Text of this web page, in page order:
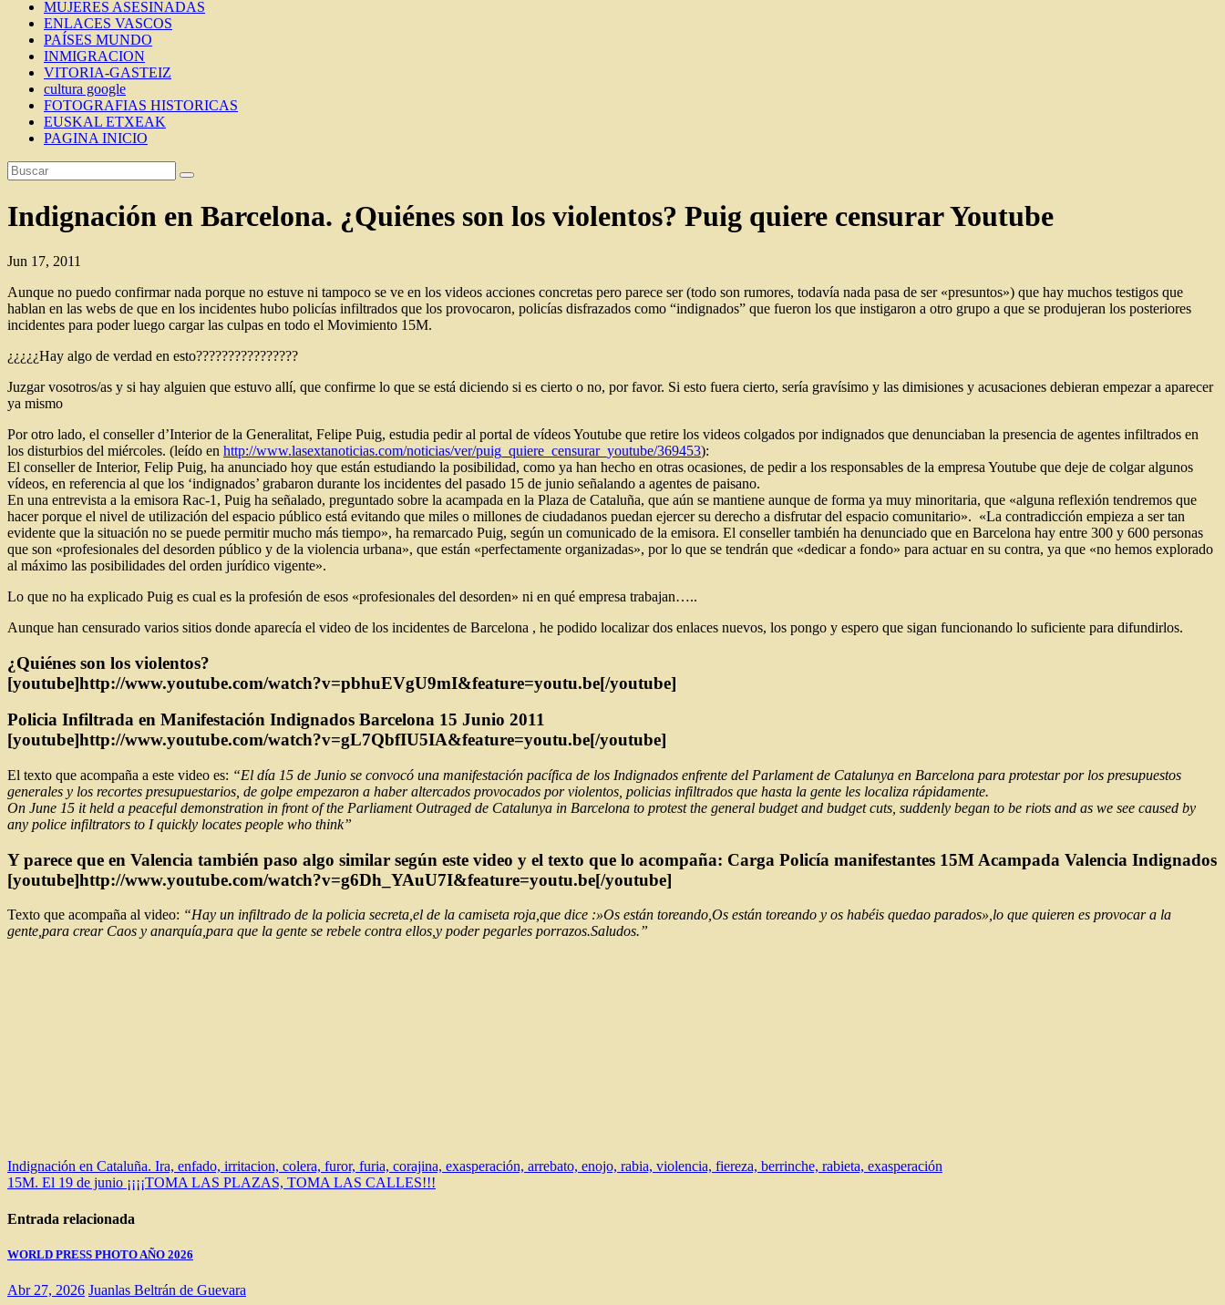
MUJERES ASESINADAS
ENLACES VASCOS
PAÍSES MUNDO
INMIGRACION
VITORIA-GASTEIZ
cultura google
FOTOGRAFIAS HISTORICAS
EUSKAL ETXEAK
PAGINA INICIO
Indignación en Barcelona. ¿Quiénes son los violentos? Puig quiere censurar Youtube
Jun 17, 2011
Aunque no puedo confirmar nada porque no estuve ni tampoco se ve en los videos acciones concretas pero parece ser (todo son rumores, todavía nada pasa de ser «presuntos») que hay muchos testigos que
hablan en las webs de que en los incidentes hubo policías infiltrados que los provocaron, policías disfrazados como “indignados” que fueron los que instigaron a otro grupo a que se produjeran los posteriores
incidentes para poder luego cargar las culpas en todo el Movimiento 15M.
¿¿¿¿¿Hay algo de verdad en esto????????????????
Juzgar vosotros/as y si hay alguien que estuvo allí, que confirme lo que se está diciendo si es cierto o no, por favor. Si esto fuera cierto, sería gravísimo y las dimisiones y acusaciones debieran empezar a aparecer
ya mismo
Por otro lado, el conseller d’Interior de la Generalitat, Felipe Puig, estudia pedir al portal de vídeos Youtube que retire los videos colgados por indignados que denunciaban la presencia de agentes infiltrados en
los disturbios del miércoles. (leído en http://www.lasextanoticias.com/noticias/ver/puig_quiere_censurar_youtube/369453):
El conseller de Interior, Felip Puig, ha anunciado hoy que están estudiando la posibilidad, como ya han hecho en otras ocasiones, de pedir a los responsables de la empresa Youtube que deje de colgar algunos
vídeos, en referencia al que los ‘indignados’ grabaron durante los incidentes del pasado 15 de junio señalando a agentes de paisano.
En una entrevista a la emisora Rac-1, Puig ha señalado, preguntado sobre la acampada en la Plaza de Cataluña, que aún se mantiene aunque de forma ya muy minoritaria, que «alguna reflexión tendremos que
hacer porque el nivel de utilización del espacio público está evitando que miles o millones de ciudadanos puedan ejercer su derecho a disfrutar del espacio comunitario». «La contradicción empieza a ser tan
evidente que la situación no se puede permitir mucho más tiempo», ha remarcado Puig, según un comunicado de la emisora. El conseller también ha denunciado que en Barcelona hay entre 300 y 600 personas
que son «profesionales del desorden público y de la violencia urbana», que están «perfectamente organizadas», por lo que se tendrán que «dedicar a fondo» para actuar en su contra, ya que «no hemos explorado
al máximo las posibilidades del orden jurídico vigente».
Lo que no ha explicado Puig es cual es la profesión de esos «profesionales del desorden» ni en qué empresa trabajan…..
Aunque han censurado varios sitios donde aparecía el video de los incidentes de Barcelona , he podido localizar dos enlaces nuevos, los pongo y espero que sigan funcionando lo suficiente para difundirlos.
¿Quiénes son los violentos?
[youtube]http://www.youtube.com/watch?v=pbhuEVgU9mI&feature=youtu.be[/youtube]
Policia Infiltrada en Manifestación Indignados Barcelona 15 Junio 2011
[youtube]http://www.youtube.com/watch?v=gL7QbfIU5IA&feature=youtu.be[/youtube]
El texto que acompaña a este video es: “El día 15 de Junio se convocó una manifestación pacífica de los Indignados enfrente del Parlament de Catalunya en Barcelona para protestar por los presupuestos
generales y los recortes presupuestarios, de golpe empezaron a haber altercados provocados por violentos, policias infiltrados que hasta la gente les localiza rápidamente.
On June 15 it held a peaceful demonstration in front of the Parliament Outraged de Catalunya in Barcelona to protest the general budget and budget cuts, suddenly began to be riots and as we see caused by
any police infiltrators to I quickly locates people who think”
Y parece que en Valencia también paso algo similar según este video y el texto que lo acompaña: Carga Policía manifestantes 15M Acampada Valencia Indignados
[youtube]http://www.youtube.com/watch?v=g6Dh_YAuU7I&feature=youtu.be[/youtube]
Texto que acompaña al video: “Hay un infiltrado de la policia secreta,el de la camiseta roja,que dice :»Os están toreando,Os están toreando y os habéis quedao parados»,lo que quieren es provocar a la
gente,para crear Caos y anarquía,para que la gente se rebele contra ellos,y poder pegarles porrazos.Saludos.”
Navegación
de
entradas
Indignación en Cataluña. Ira, enfado, irritacion, colera, furor, furia, corajina, exasperación, arrebato, enojo, rabia, violencia, fiereza, berrinche, rabieta, exasperación
15M. El 19 de junio ¡¡¡¡TOMA LAS PLAZAS, TOMA LAS CALLES!!!
Entrada relacionada
WORLD PRESS PHOTO AÑO 2026
Abr 27, 2026 Juanlas Beltrán de Guevara